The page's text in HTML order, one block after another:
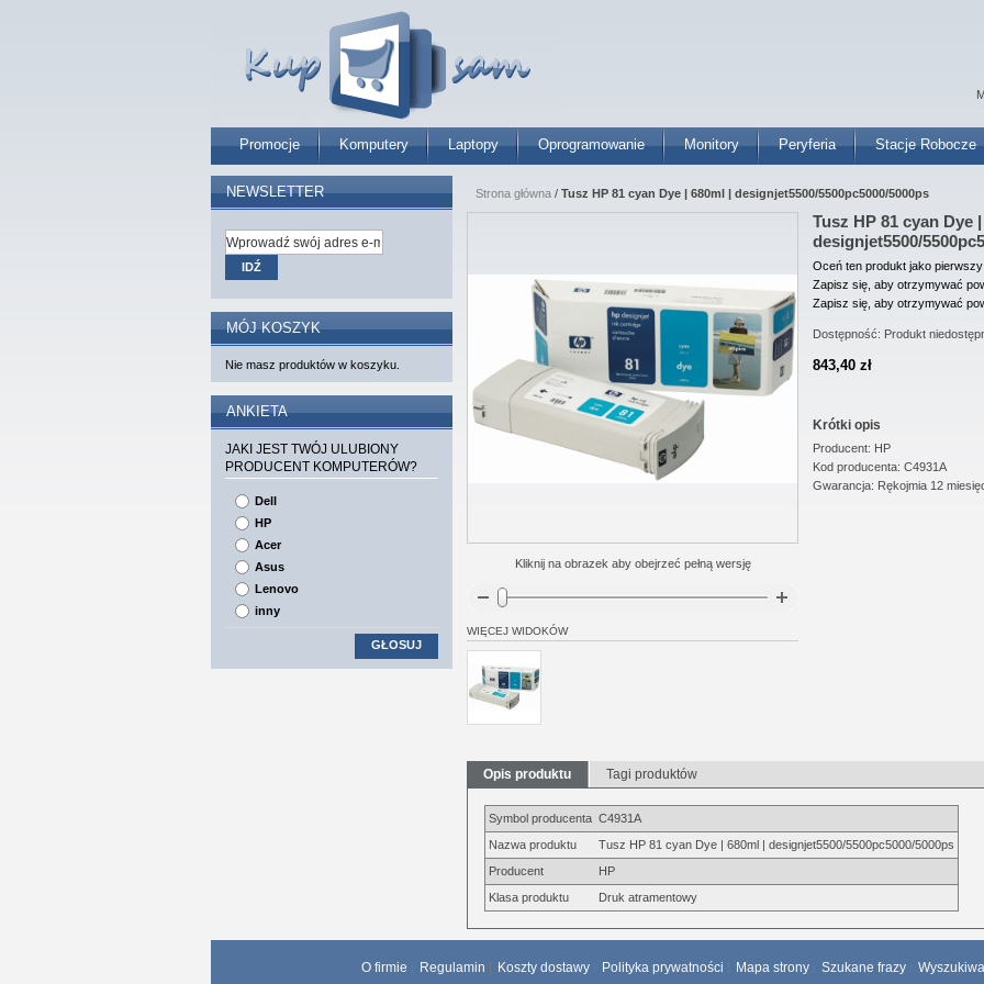
Promocje Komputery Laptopy Oprogramowanie Monitory Peryferia Stacje Robocze
Strona główna / Tusz HP 81 cyan Dye | 680ml | designjet5500/5500pc5000/5000ps
Tusz HP 81 cyan Dye
designjet5500/
Oceń ten produkt jako pierwszy
Zapisz się, aby otrzymywać
Zapisz się, aby otrzymywać
Dostępność: Produkt
843,40 zł
Krótki opis
Producent: HP
Kod producenta: C4931A
Gwarancja: Rękojmia 12
Kliknij na obrazek aby obejrzeć pełną wersję
WIĘCEJ WIDOKÓW
Opis produktu Tagi produktów
Symbol producenta C4931A
Nazwa produktu
Tusz HP 81 cyan Dye | 680ml | designjet5500/5500pc5000/5000ps
Producent
HP
Klasa produktu
Druk atramentowy
NEWSLETTER
IDŹ
MÓJ KOSZYK
Nie masz produktów w koszyku.
ANKIETA
JAKI JEST TWÓJ ULUBIONY
PRODUCENT KOMPUTERÓW?
Dell
HP
Acer
Asus
Lenovo
inny
GŁOSUJ
O firmie Regulamin Koszty dostawy Polityka prywatności Mapa strony Szukane frazy